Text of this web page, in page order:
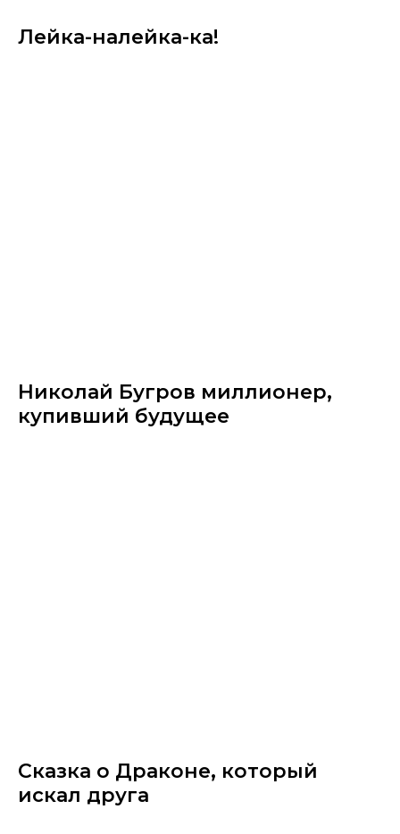
Лейка-налейка-ка!
Николай Бугров миллионер,
купивший будущее
Сказка о Драконе, который
искал друга